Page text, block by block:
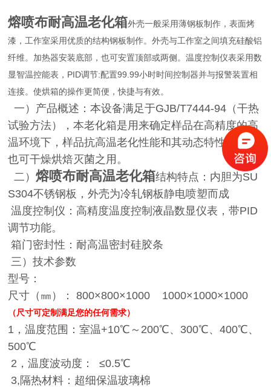
熔喷布耐高温老化箱外壳一般采用薄钢板制作，表面烤
漆，工作室采用优质的结构钢板制作。外壳与工作室之间填充硅酸铝
纤维。加热器安装底部，也可安置顶部或两侧。温度控制仪表采用数
显智温控能表，PID调节:配置99.99小时时间控制器并与报警装置相
连接。使烘箱的操作更简便，快捷与有效。
一）产品概述：本设备满足于GJB/T7444-94（干热
试验方法），本老化箱是用来确定样品在高精度的高
温环境下，样品抗高温老化性能和其动态特性，同时
也可干燥烘焙灭菌之用。
二）熔喷布耐高温老化箱结构特点：内胆为SU
S304不锈钢板，外壳为冷轧钢板静电喷塑而成
温度控制仪：高精度温度控制液晶数显仪表，带PID
调节功能。
箱门密封性：耐高温密封硅胶条
三）技术参数
型号：
尺寸（㎜）： 800×800×1000 1000×1000×1000
（尺寸可定制满足您的任何需求）
1，温度范围：室温+10℃～200℃、300℃、400℃、
500℃
2，温度波动度： ≤0.5℃
3,隔热材料：超细保温玻璃棉